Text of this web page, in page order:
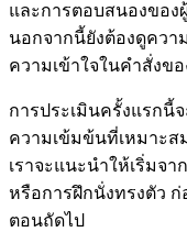
และการตอบสนองของ
นอกจากนี้ยังต้องดูควา
ความเข้าใจในคำสั่งข
การประเมินครั้งแรกนี้
ความเข้มข้นที่เหมาะส
เราจะแนะนำให้เริ่มจ
หรือการฝึกนั่งทรงตัว
ตอนถัดไป